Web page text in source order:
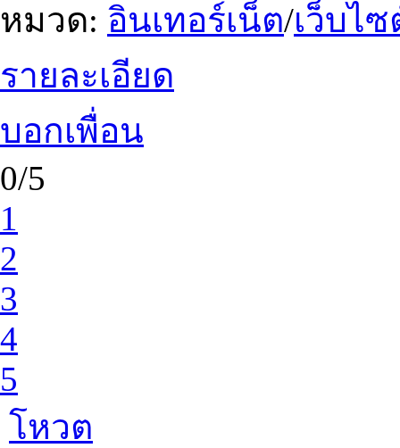
หมวด: อินเทอร์เน็ต/เว็บไ
รายละเอียด
บอกเพื่อน
0/5
1
2
3
4
5
โหวต